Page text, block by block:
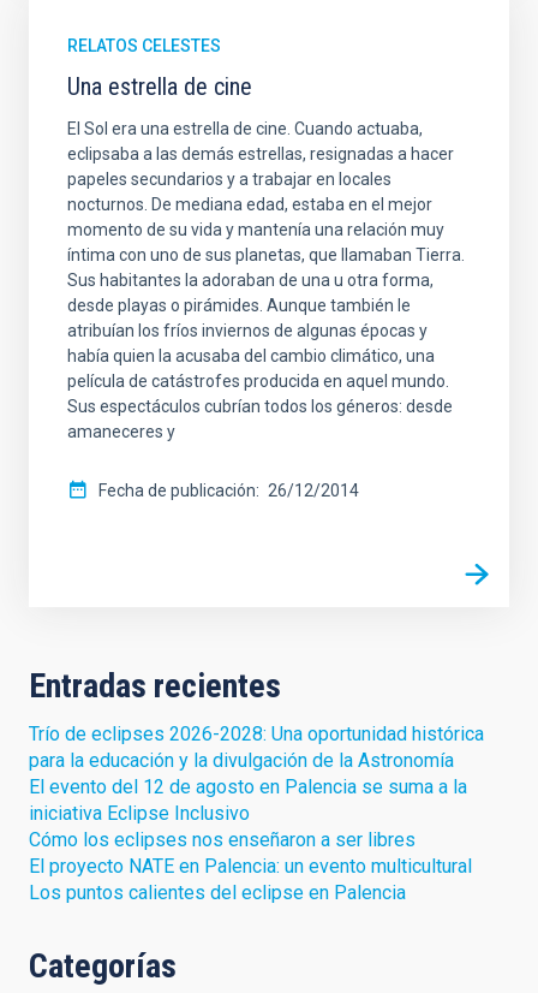
RELATOS CELESTES
Una estrella de cine
El Sol era una estrella de cine. Cuando actuaba,
eclipsaba a las demás estrellas, resignadas a hacer
papeles secundarios y a trabajar en locales
nocturnos. De mediana edad, estaba en el mejor
momento de su vida y mantenía una relación muy
íntima con uno de sus planetas, que llamaban Tierra.
Sus habitantes la adoraban de una u otra forma,
desde playas o pirámides. Aunque también le
atribuían los fríos inviernos de algunas épocas y
había quien la acusaba del cambio climático, una
película de catástrofes producida en aquel mundo.
Sus espectáculos cubrían todos los géneros: desde
amaneceres y
Fecha de publicación 26/12/2014
Entradas recientes
Trío de eclipses 2026-2028: Una oportunidad histórica
para la educación y la divulgación de la Astronomía
El evento del 12 de agosto en Palencia se suma a la
iniciativa Eclipse Inclusivo
Cómo los eclipses nos enseñaron a ser libres
El proyecto NATE en Palencia: un evento multicultural
Los puntos calientes del eclipse en Palencia
Categorías